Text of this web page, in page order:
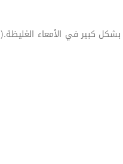
في الأمعاء الغليظة.(1)(2)(3)